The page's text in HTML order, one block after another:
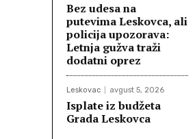
Bez udesa na
putevima Leskovca, ali
policija upozorava:
Letnja gužva traži
dodatni oprez
Leskovac avgust 5, 2026
Isplate iz budžeta
Grada Leskovca